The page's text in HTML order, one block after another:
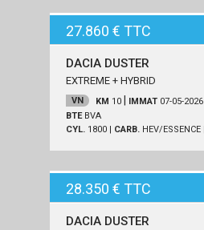
27.860 € TTC
DACIA DUSTER
EXTREME + HYBRID
VN KM 10 IMMAT 07-05-2026
BTE BVA
CYL. 1800| CARB. HEV/ESSENCE|
28.350 € TTC
DACIA DUSTER